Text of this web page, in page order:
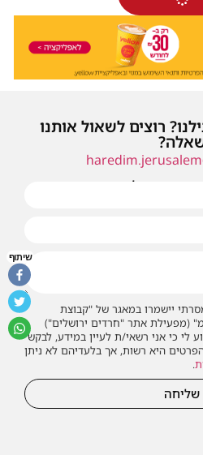
רוצים לשאול אותנו
ונחזור אליכם בהקדם
יישמרו במאגר של "קבוצת
(מפעילת אתר "חרדים ירושלים")
לי כי אני רשאי/ת לעיין במידע, לבקש
היא רשות, אך בלעדיהם לא ניתן
.
שליחה
שיתוף